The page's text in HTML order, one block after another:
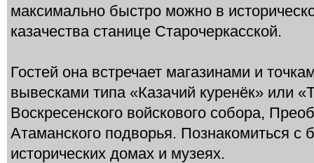
максимально быстро можно в
казачества станице Старочеркасской.
Гостей она встречает магазинами и
вывесками типа «Казачий куренёк» или
Воскресенского войскового собора,
Атаманского подворья. Познакомиться с
исторических домах и музеях.